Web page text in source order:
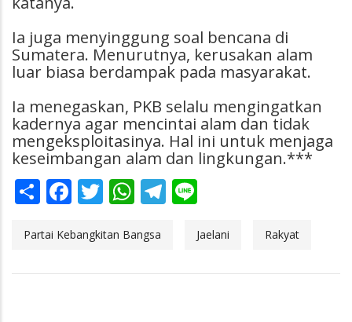
Ia juga menyinggung soal bencana di
Sumatera. Menurutnya, kerusakan alam
luar biasa berdampak pada masyarakat.
Ia menegaskan, PKB selalu mengingatkan
kadernya agar mencintai alam dan tidak
mengeksploitasinya. Hal ini untuk menjaga
keseimbangan alam dan lingkungan.***
ShareFacebook
Twitter
WhatsApp
Telegram
Partai Kebangkitan Bangsa Jaelani Rakyat